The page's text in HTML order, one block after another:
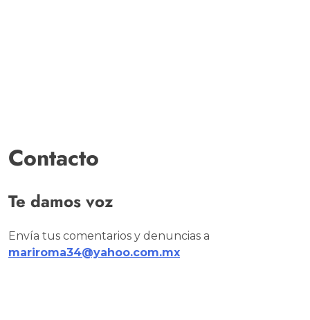
Contacto
Te damos voz
Envía tus comentarios y denuncias a
mariroma34@yahoo.com.mx